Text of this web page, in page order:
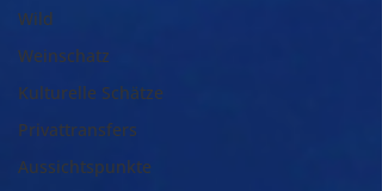
Wild
Weinschatz
Kulturelle Schätze
Privattransfers
Aussichtspunkte